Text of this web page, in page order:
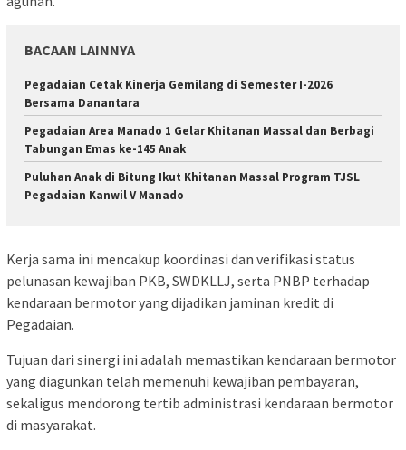
BACAAN LAINNYA
Pegadaian Cetak Kinerja Gemilang di Semester I-2026
Bersama Danantara
Pegadaian Area Manado 1 Gelar Khitanan Massal dan Berbagi
Tabungan Emas ke-145 Anak
Puluhan Anak di Bitung Ikut Khitanan Massal Program TJSL
Pegadaian Kanwil V Manado
Kerja sama ini mencakup koordinasi dan verifikasi status
pelunasan kewajiban PKB, SWDKLLJ, serta PNBP terhadap
kendaraan bermotor yang dijadikan jaminan kredit di
Pegadaian.
Tujuan dari sinergi ini adalah memastikan kendaraan bermotor
yang diagunkan telah memenuhi kewajiban pembayaran,
sekaligus mendorong tertib administrasi kendaraan bermotor
di masyarakat.